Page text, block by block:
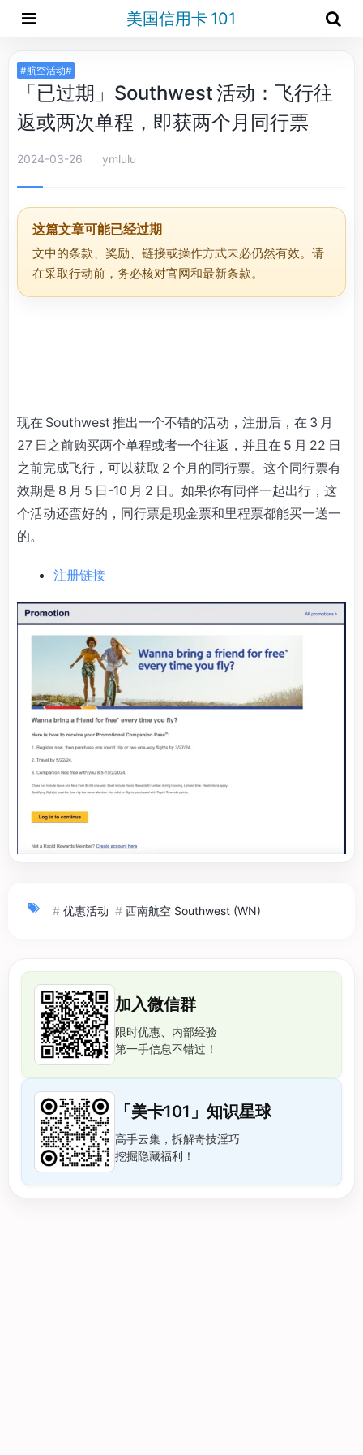
美国信用卡 101
#航空活动#
「已过期」Southwest 活动：飞行往
返或两次单程，即获两个月同行票
2024-03-26 ymlulu
这篇文章可能已经过期
文中的条款、奖励、链接或操作方式未必仍然有效。请
在采取行动前，务必核对官网和最新条款。
现在 Southwest 推出一个不错的活动，注册后，在 3 月
27 日之前购买两个单程或者一个往返，并且在 5 月 22 日
之前完成飞行，可以获取 2 个月的同行票。这个同行票有
效期是 8 月 5 日-10 月 2 日。如果你有同伴一起出行，这
个活动还蛮好的，同行票是现金票和里程票都能买一送一
的。
注册链接
# 优惠活动 # 西南航空 Southwest (WN)
加入微信群
限时优惠、内部经验
第一手信息不错过！
「美卡101」知识星球
高手云集，拆解奇技淫巧
挖掘隐藏福利！